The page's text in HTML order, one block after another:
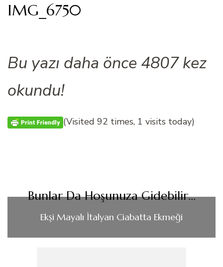
IMG_6750
Bu yazı daha önce 4807 kez
okundu!
(Visited 92 times, 1 visits today)
Bunlar Da Hoşunuza Gidebilir...
Ekşi Mayalı İtalyan Ciabatta Ekmeği